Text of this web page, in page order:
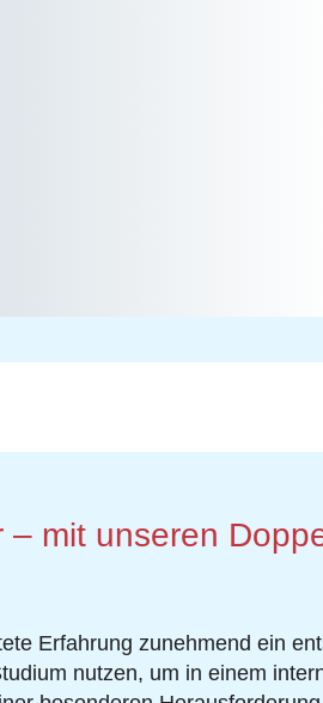
mit unseren
Erfahrung zunehmend ein
nutzen, um in einem